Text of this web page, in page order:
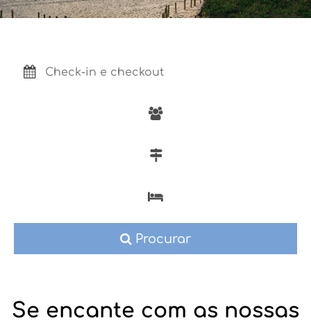
Procurar
Se encante com as nossas